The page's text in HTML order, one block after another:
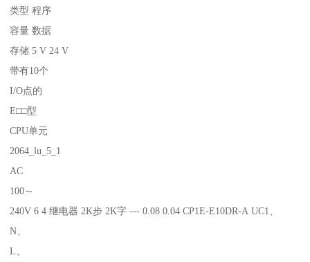
类型 程序
容量 数据
存储 5 V 24 V
带有10个
I/O点的
E□□型
CPU单元
2064_lu_5_1
AC
100～
240V 6 4 继电器 2K步 2K字 --- 0.08 0.04 CP1E-E10DR-A UC1、
N、
L、